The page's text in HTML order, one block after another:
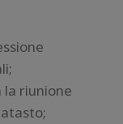
la riunione